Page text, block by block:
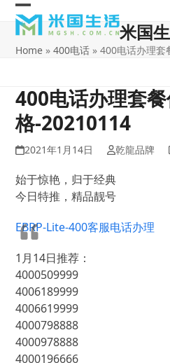
Skip
content
Open
mobile
Close
mobile
米国
Home »400电话 »400电话办理套
400电话办理套
格-20210114
2021年1月14日 乾龍品牌
始于惊艳，归于经典
今日特推，精品靓号
EBRP-Lite-400客服电话办理
1月14日推荐：
4000509999
4006189999
4006619999
4000798888
4000978888
4000196666